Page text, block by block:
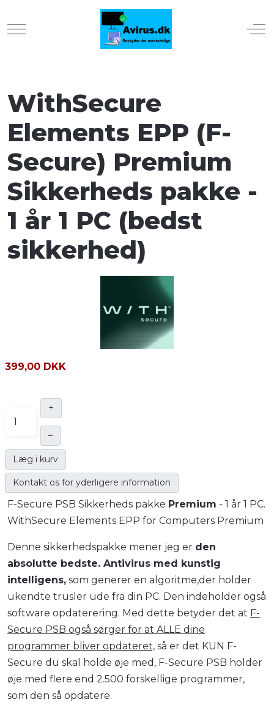
Mobile Menu Toggle
WithSecure
Elements EPP (F-
Secure) Premium
Sikkerheds pakke -
1 år 1 PC (bedst
sikkerhed)
399,00 DKK
+
–
Læg i kurv
Kontakt os for yderligere information
F-Secure PSB Sikkerheds pakke Premium - 1 år 1 PC.
WithSecure Elements EPP for Computers Premium
Denne sikkerhedspakke mener jeg er den
absolutte bedste. Antivirus med kunstig
intelligens, som generer en algoritme,der holder
ukendte trusler ude fra din PC. Den indeholder også
software opdaterering. Med dette betyder det at F-
Secure PSB også sørger for at ALLE dine
programmer bliver opdateret, så er det KUN F-
Secure du skal holde øje med, F-Secure PSB holder
øje med flere end 2.500 forskellige programmer,
som den så opdatere.